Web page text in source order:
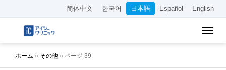
简体中文 한국어 日本語 Español English
ホーム » その他 » ページ 39